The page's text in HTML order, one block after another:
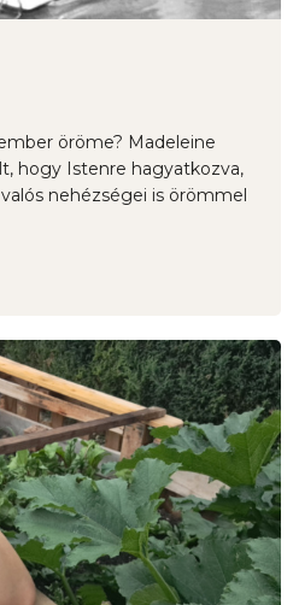
öröme? Madeleine
hogy Istenre hagyatkozva,
nehézségei is örömmel